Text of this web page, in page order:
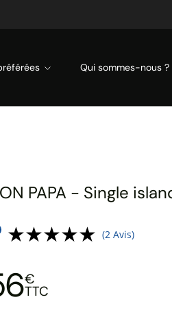
Qui sommes-nous ?
PAPA - Single
(2 Avis)
€
TTC